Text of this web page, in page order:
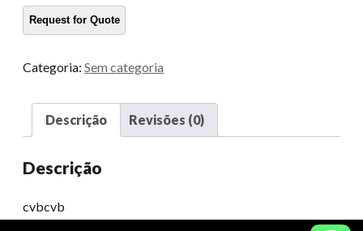
Categoria: Sem categoria
Descrição Revisões (0)
Descrição
cvbcvb